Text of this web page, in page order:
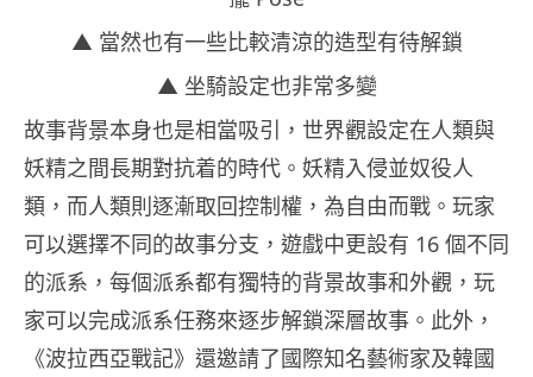
▲ 當然也有一些比較清涼的造型有待解鎖
▲ 坐騎設定也非常多變
故事背景本身也是相當吸引，世界觀設定在人類與
妖精之間長期對抗着的時代。妖精入侵並奴役人
類，而人類則逐漸取回控制權，為自由而戰。玩家
可以選擇不同的故事分支，遊戲中更設有 16 個不同
的派系，每個派系都有獨特的背景故事和外觀，玩
家可以完成派系任務來逐步解鎖深層故事​​。此外，
《波拉西亞戰記》還邀請了國際知名藝術家及韓國